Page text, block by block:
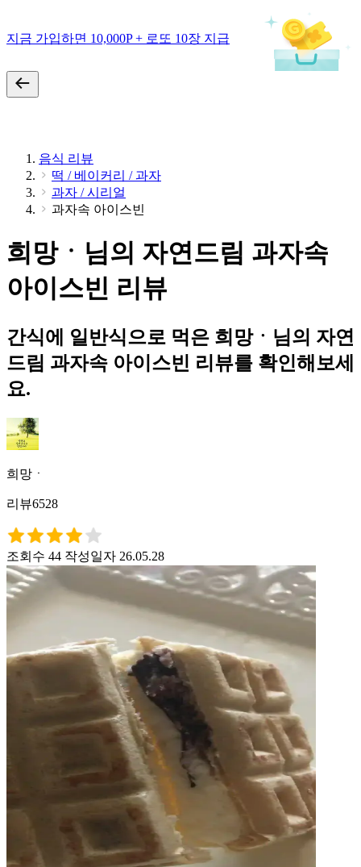
지금 가입하면 10,000P + 로또 10장 지급
음식 리뷰
떡 / 베이커리 / 과자
과자 / 시리얼
과자속 아이스빈
희망ㆍ님의 자연드림 과자속
아이스빈 리뷰
간식에 일반식으로 먹은 희망ㆍ님의 자연
드림 과자속 아이스빈 리뷰를 확인해보세
요.
희망ㆍ
리뷰6528
조회수 44 작성일자 26.05.28